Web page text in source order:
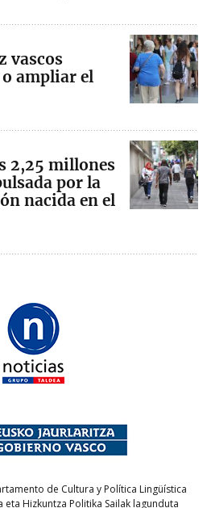
vascos
ampliar el
2,25 millones
por la
nacida en el
de Cultura y Política Lingüística
eta Hizkuntza Politika Sailak lagunduta